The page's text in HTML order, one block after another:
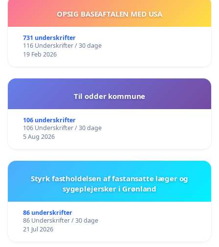
OPSIG BASEAFTALEN MED USA
731 underskrifter
116 Underskrifter / 30 dage
19 Feb 2026
Til odder kommune
106 underskrifter
106 Underskrifter / 30 dage
5 Aug 2026
Styrk fastholdelsen af fastansatte læger og
sygeplejersker i Grønland
86 underskrifter
86 Underskrifter / 30 dage
21 Jul 2026